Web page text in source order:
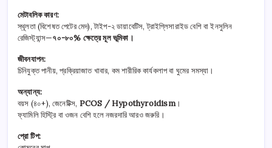
মেটাবলিক কারণ:
স্থূলতা (বিশেষত পেটের মেদ), টাইপ-২ ডায়াবেটিস, ট্রাইগ্লিসারাইড বেশি বা ইনসুলিন
রেজিস্ট্যান্স—৭০-৮০% ক্ষেত্রে মূল ভূমিকা।
জীবনযাপন:
চিনিযুক্ত পানীয়, প্রক্রিয়াজাত খাবার, কম শারীরিক কার্যকলাপ বা ঘুমের সমস্যা।
অন্যান্য:
বয়স (৪০+), জেনেটিক্স, PCOS / Hypothyroidism।
ফ্যামিলি হিস্ট্রি বা ওজন বেশি হলে নজরদারি আরও জরুরি।
প্রো টিপ: